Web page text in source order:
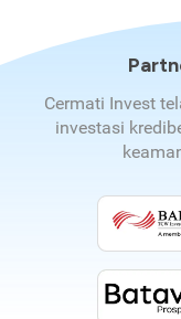
Cermati Invest
investasi